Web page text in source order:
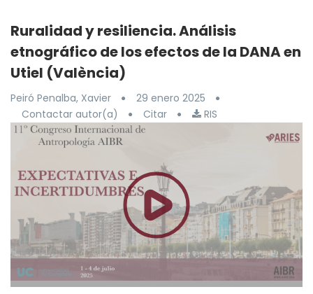
Ruralidad y resiliencia. Análisis
etnográfico de los efectos de la DANA en
Utiel (València)
Peiró Penalba, Xavier
29 enero 2025
Contactar autor(a)
Citar RIS